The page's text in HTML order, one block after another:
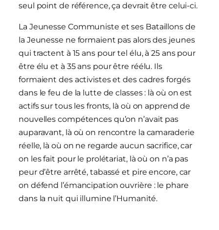
seul point de référence, ça devrait être celui-ci.
La Jeunesse Communiste et ses Bataillons de
la Jeunesse ne formaient pas alors des jeunes
qui tractent à 15 ans pour tel élu, à 25 ans pour
être élu et à 35 ans pour être réélu. Ils
formaient des activistes et des cadres forgés
dans le feu de la lutte de classes : là où on est
actifs sur tous les fronts, là où on apprend de
nouvelles compétences qu’on n’avait pas
auparavant, là où on rencontre la camaraderie
réelle, là où on ne regarde aucun sacrifice, car
on les fait pour le prolétariat, là où on n’a pas
peur d’être arrêté, tabassé et pire encore, car
on défend l’émancipation ouvrière : le phare
dans la nuit qui illumine l’Humanité.